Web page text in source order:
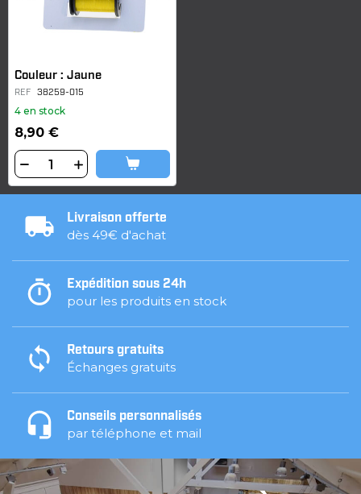
Couleur : Jaune
REF 38259-015
4 en stock
8,90 €
Livraison offerte
dès 49€ d'achat
Expédition sous 24h
pour les produits en stock
Retours gratuits
Échanges gratuits
Conseils personnalisés
par téléphone et mail